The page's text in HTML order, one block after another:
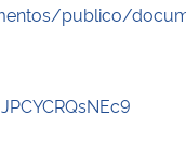
publico/